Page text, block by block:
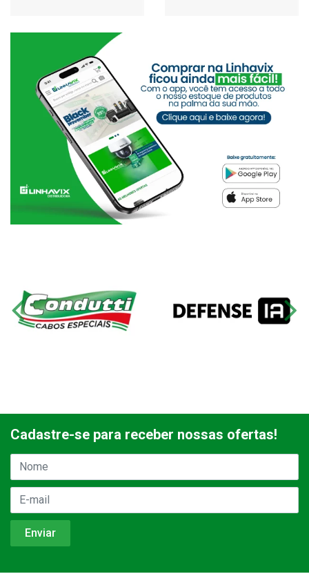
Cadastre-se para receber nossas ofertas!